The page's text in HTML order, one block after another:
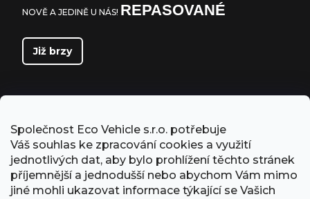
Společnost Eco Vehicle s.r.o. potřebuje
Váš souhlas ke zpracování cookies a využití
jednotlivých dat, aby bylo prohlížení těchto stránek
příjemnější a jednodušší nebo abychom Vám mimo
jiné mohli ukazovat informace týkající se Vašich
NOVĚ A JEDINĚ U NÁS! REPASOVANÉ
Již brzy